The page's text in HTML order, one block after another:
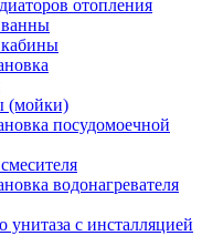
отопления
ванны
(мойки)
посудомоечной
водонагревателя
унитаза с инсталляцией